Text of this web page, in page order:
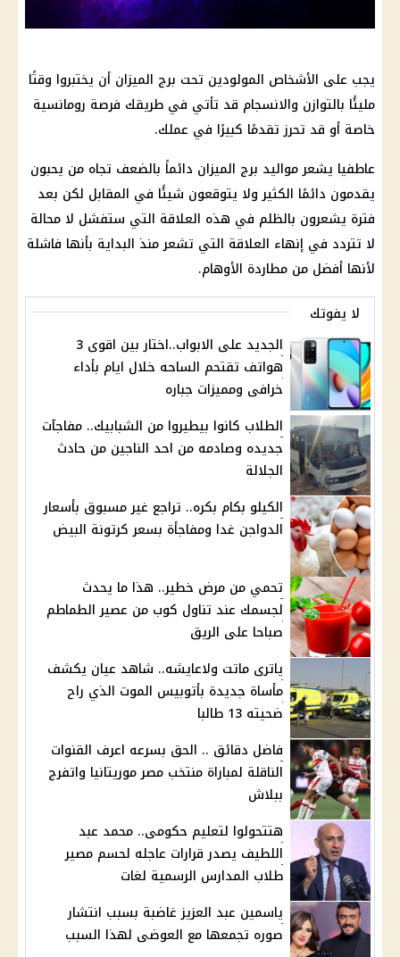
يجب على الأشخاص المولودين تحت برج الميزان أن يختبروا وقتًا
مليئًا بالتوازن والانسجام قد تأتي في طريقك فرصة رومانسية
خاصة أو قد تحرز تقدمًا كبيرًا في عملك.
عاطفيا يشعر مواليد برج الميزان دائماً بالضعف تجاه من يحبون
يقدمون دائمًا الكثير ولا يتوقعون شيئًا في المقابل لكن بعد
فترة يشعرون بالظلم في هذه العلاقة التي ستفشل لا محالة
لا تتردد في إنهاء العلاقة التي تشعر منذ البداية بأنها فاشلة
لأنها أفضل من مطاردة الأوهام.
لا يفوتك
الجديد على الابواب..اختار بين اقوى 3
هواتف تقتحم الساحه خلال ايام بأداء
خرافى ومميزات جباره
الطلاب كانوا بيطيروا من الشبابيك.. مفاجآت
جديده وصادمه من احد الناجين من حادث
الجلالة
الكيلو بكام بكره.. تراجع غير مسبوق بأسعار
الدواجن غدا ومفاجأة بسعر كرتونة البيض
تحمي من مرض خطير.. هذا ما يحدث
لجسمك عند تناول كوب من عصير الطماطم
صباحا على الريق
ياترى ماتت ولاعايشه.. شاهد عيان يكشف
مأساة جديدة بأتوبيس الموت الذي راح
ضحيته 13 طالبا
فاضل دقائق .. الحق بسرعه اعرف القنوات
الناقلة لمباراة منتخب مصر موريتانيا واتفرج
ببلاش
هتتحولوا لتعليم حكومى.. محمد عبد
اللطيف يصدر قرارات عاجله لحسم مصير
طلاب المدارس الرسمية لغات
ياسمين عبد العزيز غاضبة بسبب انتشار
صوره تجمعها مع العوضى لهذا السبب